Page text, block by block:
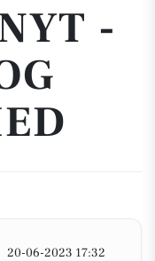
-
20-06-2023 17:32